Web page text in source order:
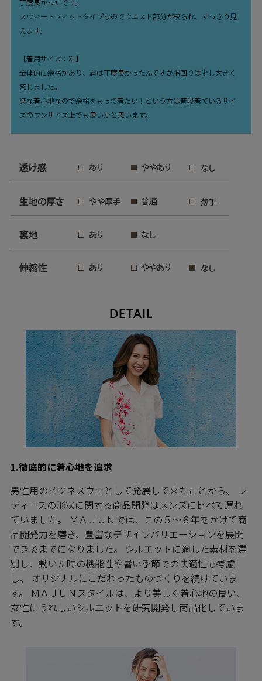
丁度良かったです。
スウィートフィットタイプなのでウエスト部分が絞られ、すっきり見
えます。
【着用サイズ：XL】
全体的に余裕があり、肩は丁度良かったんですが胴回りは少し大きく
感じました。
楽な着心地なので余裕をもって着たい！という方は普段着ているサイ
ズのワンサイズ上でも良いかと思います。
DETAIL
1.徹底的に着心地を追求
男性用のビジネスウェとして発展して来たことから、 レ
ディースの形状に関する商品開発はメンズに比べて遅れ
ていました。 ＭＡＪＵＮでは、この５～６年をかけて商
品開発力を磨き、豊富なデザインバリエーションを展開
できるまでになりました。 シルエットに適した素材を選
別し、動いた時の機能性や暑い季節での快適性も考慮
し、 オリジナルにこだわったものづくりを続けていま
す。 ＭＡＪＵＮスタイルは、より美しく着心地の良い、
女性にうれしいシルエットを研究開発し商品化していま
す。